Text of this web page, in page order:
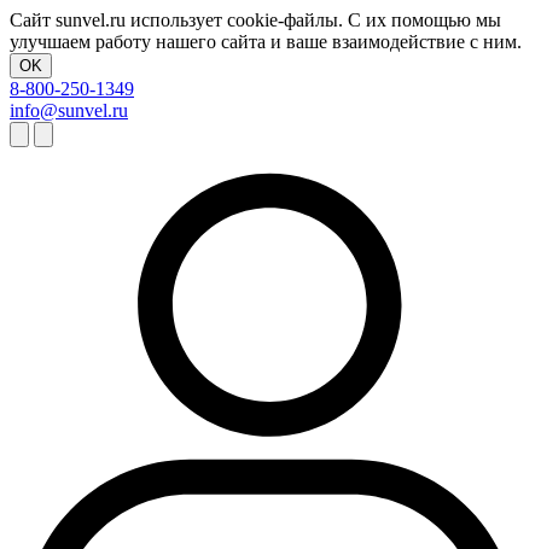
Сайт sunvel.ru использует cookie-файлы. С их помощью мы
улучшаем работу нашего сайта и ваше взаимодействие с ним.
OK
8-800-250-1349
info@sunvel.ru